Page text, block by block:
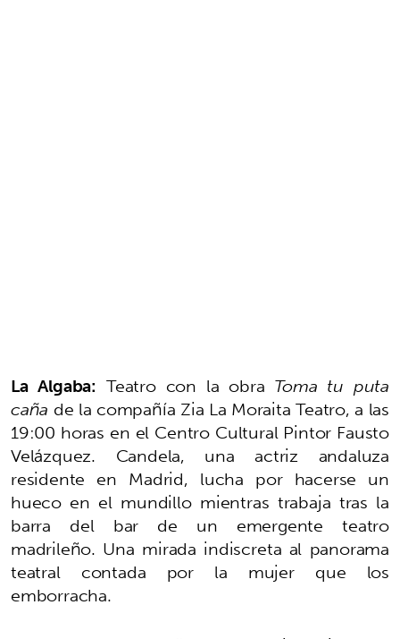
La Algaba: Teatro con la obra Toma tu puta
caña de la compañía Zia La Moraita Teatro, a las
19:00 horas en el Centro Cultural Pintor Fausto
Velázquez. Candela, una actriz andaluza
residente en Madrid, lucha por hacerse un
hueco en el mundillo mientras trabaja tras la
barra del bar de un emergente teatro
madrileño. Una mirada indiscreta al panorama
teatral contada por la mujer que los
emborracha.